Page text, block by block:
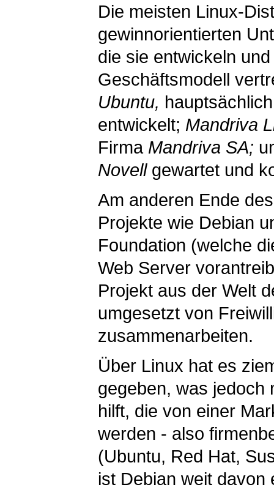
Die meisten Linux-
gewinnorientierten
die sie entwickeln
Geschäftsmodell
Ubuntu,
entwickelt; Mandriva
Firma Mandriva SA;
Novellgewartet und
Am anderen Ende
Projekte wie Debian
Foundation (welche
Web Server
Projekt aus der Welt
umgesetzt von
zusammenarbeiten.
Über Linux hat es
gegeben, was jedoch
hilft, die von einer
werden - also
(Ubuntu, Red Hat,
ist Debian weit davon